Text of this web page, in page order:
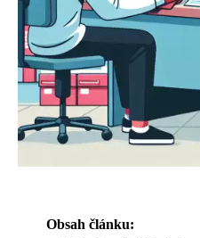
Obsah článku: